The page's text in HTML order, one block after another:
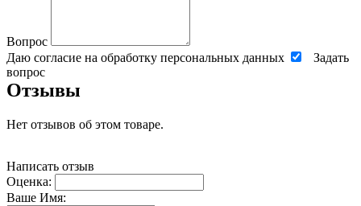
Вопрос
Даю согласие на обработку персональных данных
Задать
вопрос
Отзывы
Нет отзывов об этом товаре.
Написать отзыв
Оценка:
Ваше Имя: